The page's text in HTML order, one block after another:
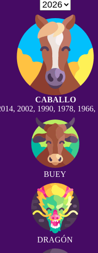
CABALLO
2002, 1990, 1978, 1966,
BUEY
DRAGÓN